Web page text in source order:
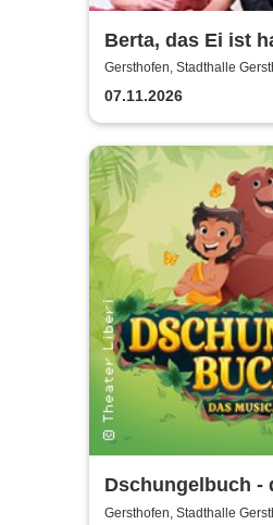
Berta, das Ei ist
Christine
Brambach und
Loeffler
Gersthofen, Stadthalle
07.11.2026
Dschungelbuch -
| Theater Liberi
Gersthofen, Stadthalle